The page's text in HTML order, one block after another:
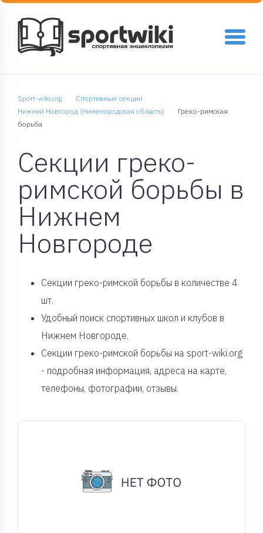
Sport-wiki.org
Спортивные секции
Нижний Новгород (Нижегородская область)
Греко-римская
борьба
Секции греко-
римской борьбы в
Нижнем
Новгороде
Cекции греко-римской борьбы в количестве 4
шт.
Удобный поиск спортивных школ и клубов в
Нижнем Новгороде.
Секции греко-римской борьбы на sport-wiki.org
- подробная информация, адреса на карте,
телефоны, фотографии, отзывы.